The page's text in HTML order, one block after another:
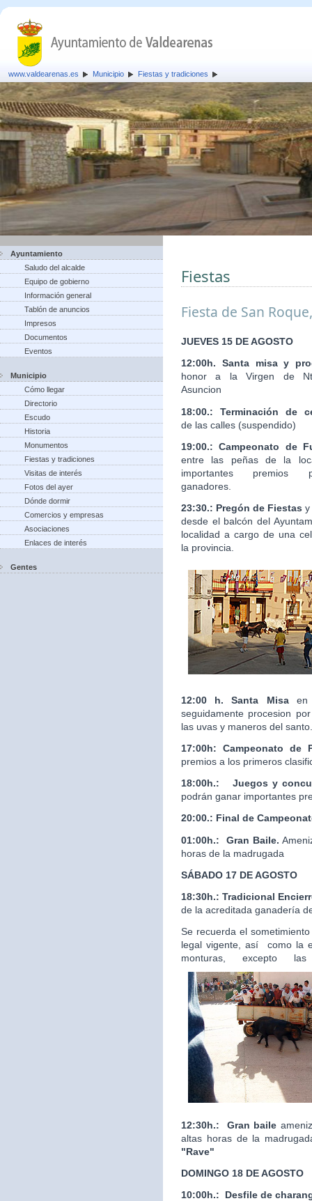
www.valdearenas.es Municipio Fiestas y tradiciones
Ayuntamiento
Saludo del alcalde
Equipo de gobierno
Información general
Tablón de anuncios
Impresos
Documentos
Eventos
Municipio
Cómo llegar
Directorio
Escudo
Historia
Monumentos
Fiestas y tradiciones
Visitas de interés
Fotos del ayer
Dónde dormir
Comercios y empresas
Asociaciones
Enlaces de interés
Gentes
Fiestas
Fiesta de San
JUEVES 15 DE AGOSTO
12:00h. Santa misa y
honor a la Virgen de
Asuncion
18:00.: Terminación de
de las calles (suspendido)
19:00.: Campeonato de
entre las peñas de la
importantes premios
ganadores.
23:30.: Pregón de Fiestas y
desde el balcón del
localidad a cargo de una
la provincia.
12:00 h. Santa Misaen
seguidamente procesion
las uvas y maneros del santo.
17:00h: Campeonato de
premios a los primeros
18:00h.:
Juegos y
podrán ganar importantes
20:00.: Final de
01:00h.: Gran Baile.
horas de la madrugada
SÁBADO 17 DE AGOSTO
18:30h.: Tradicional
de la acreditada ganadería
Se recuerda el
legal vigente, así como la
monturas, excepto
12:30h.: Gran baile
altas horas de la
"Rave"
DOMINGO 18 DE AGOSTO
10:00h.:
Desfile de